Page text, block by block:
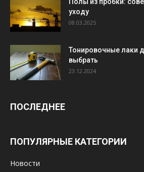
Полы из пробки:
уходу
08.03.2025
Тонировочные лаки
выбрать
23.12.2024
ПОСЛЕДНЕЕ
ПОПУЛЯРНЫЕ КАТЕГОРИИ
Новости